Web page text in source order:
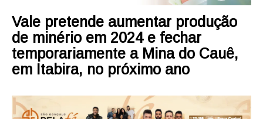
Vale pretende aumentar produção
de minério em 2024 e fechar
temporariamente a Mina do Cauê,
em Itabira, no próximo ano